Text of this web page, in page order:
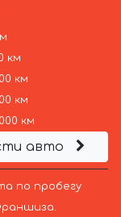
км
км
км
км
авто
по пробегу